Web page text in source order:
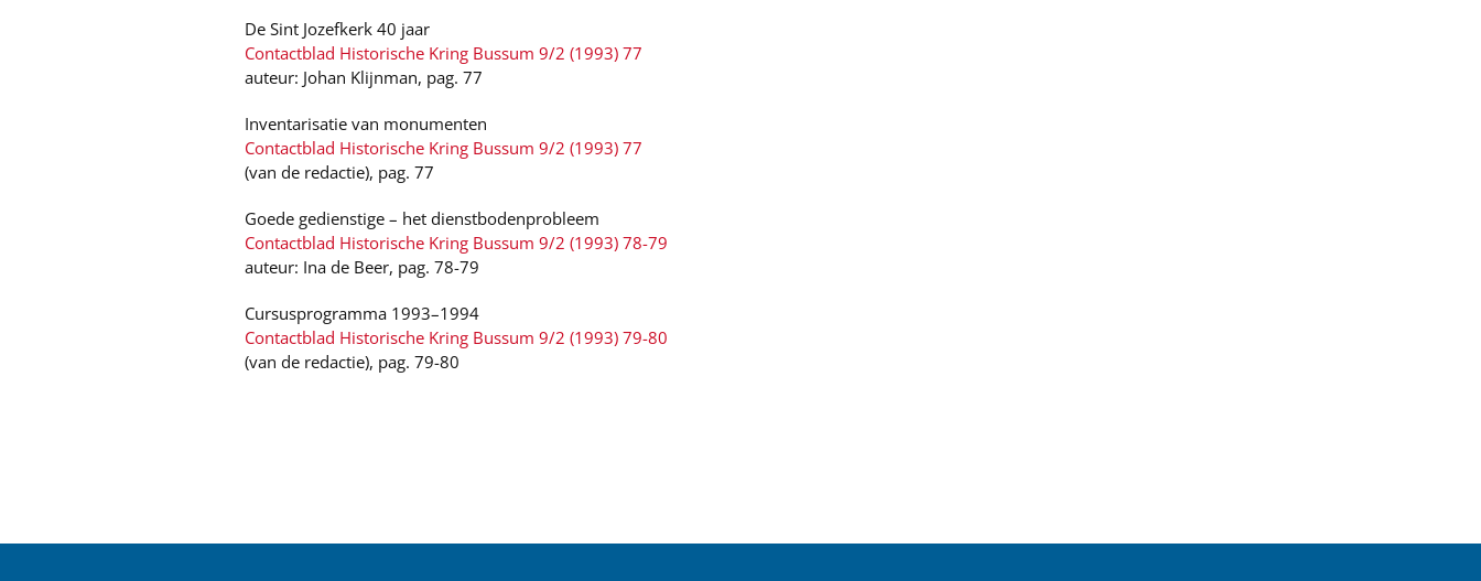
De Sint Jozefkerk 40 jaar
Contactblad Historische Kring Bussum 9/2 (1993) 77
auteur: Johan Klijnman, pag. 77
Inventarisatie van monumenten
Contactblad Historische Kring Bussum 9/2 (1993) 77
(van de redactie), pag. 77
Goede gedienstige – het dienstbodenprobleem
Contactblad Historische Kring Bussum 9/2 (1993) 78-79
auteur: Ina de Beer, pag. 78-79
Cursusprogramma 1993–1994
Contactblad Historische Kring Bussum 9/2 (1993) 79-80
(van de redactie), pag. 79-80